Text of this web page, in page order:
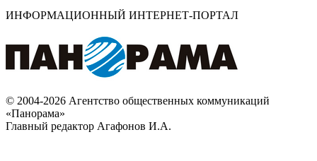
ИНФОРМАЦИОННЫЙ ИНТЕРНЕТ-ПОРТАЛ
© 2004-2026 Агентство общественных коммуникаций
«Панорама»
Главный редактор Агафонов И.А.